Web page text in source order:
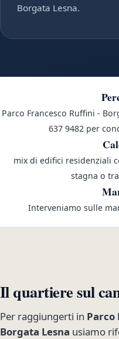
Borgata Lesna.
Parco Francesco Ruffini -
637 9482 per
mix di edifici residenziali
stagna o
Interveniamo sulle
Il quartiere sul
Per raggiungerti in Parco
Borgata Lesna usiamo